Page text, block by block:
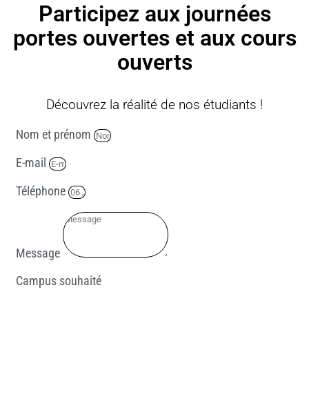
Participez aux journées
portes ouvertes et aux cours
ouverts
Découvrez la réalité de nos étudiants !
Nom et prénom
E-mail
Téléphone
Message
Campus souhaité